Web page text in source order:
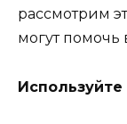
рассмотрим
могут помочь